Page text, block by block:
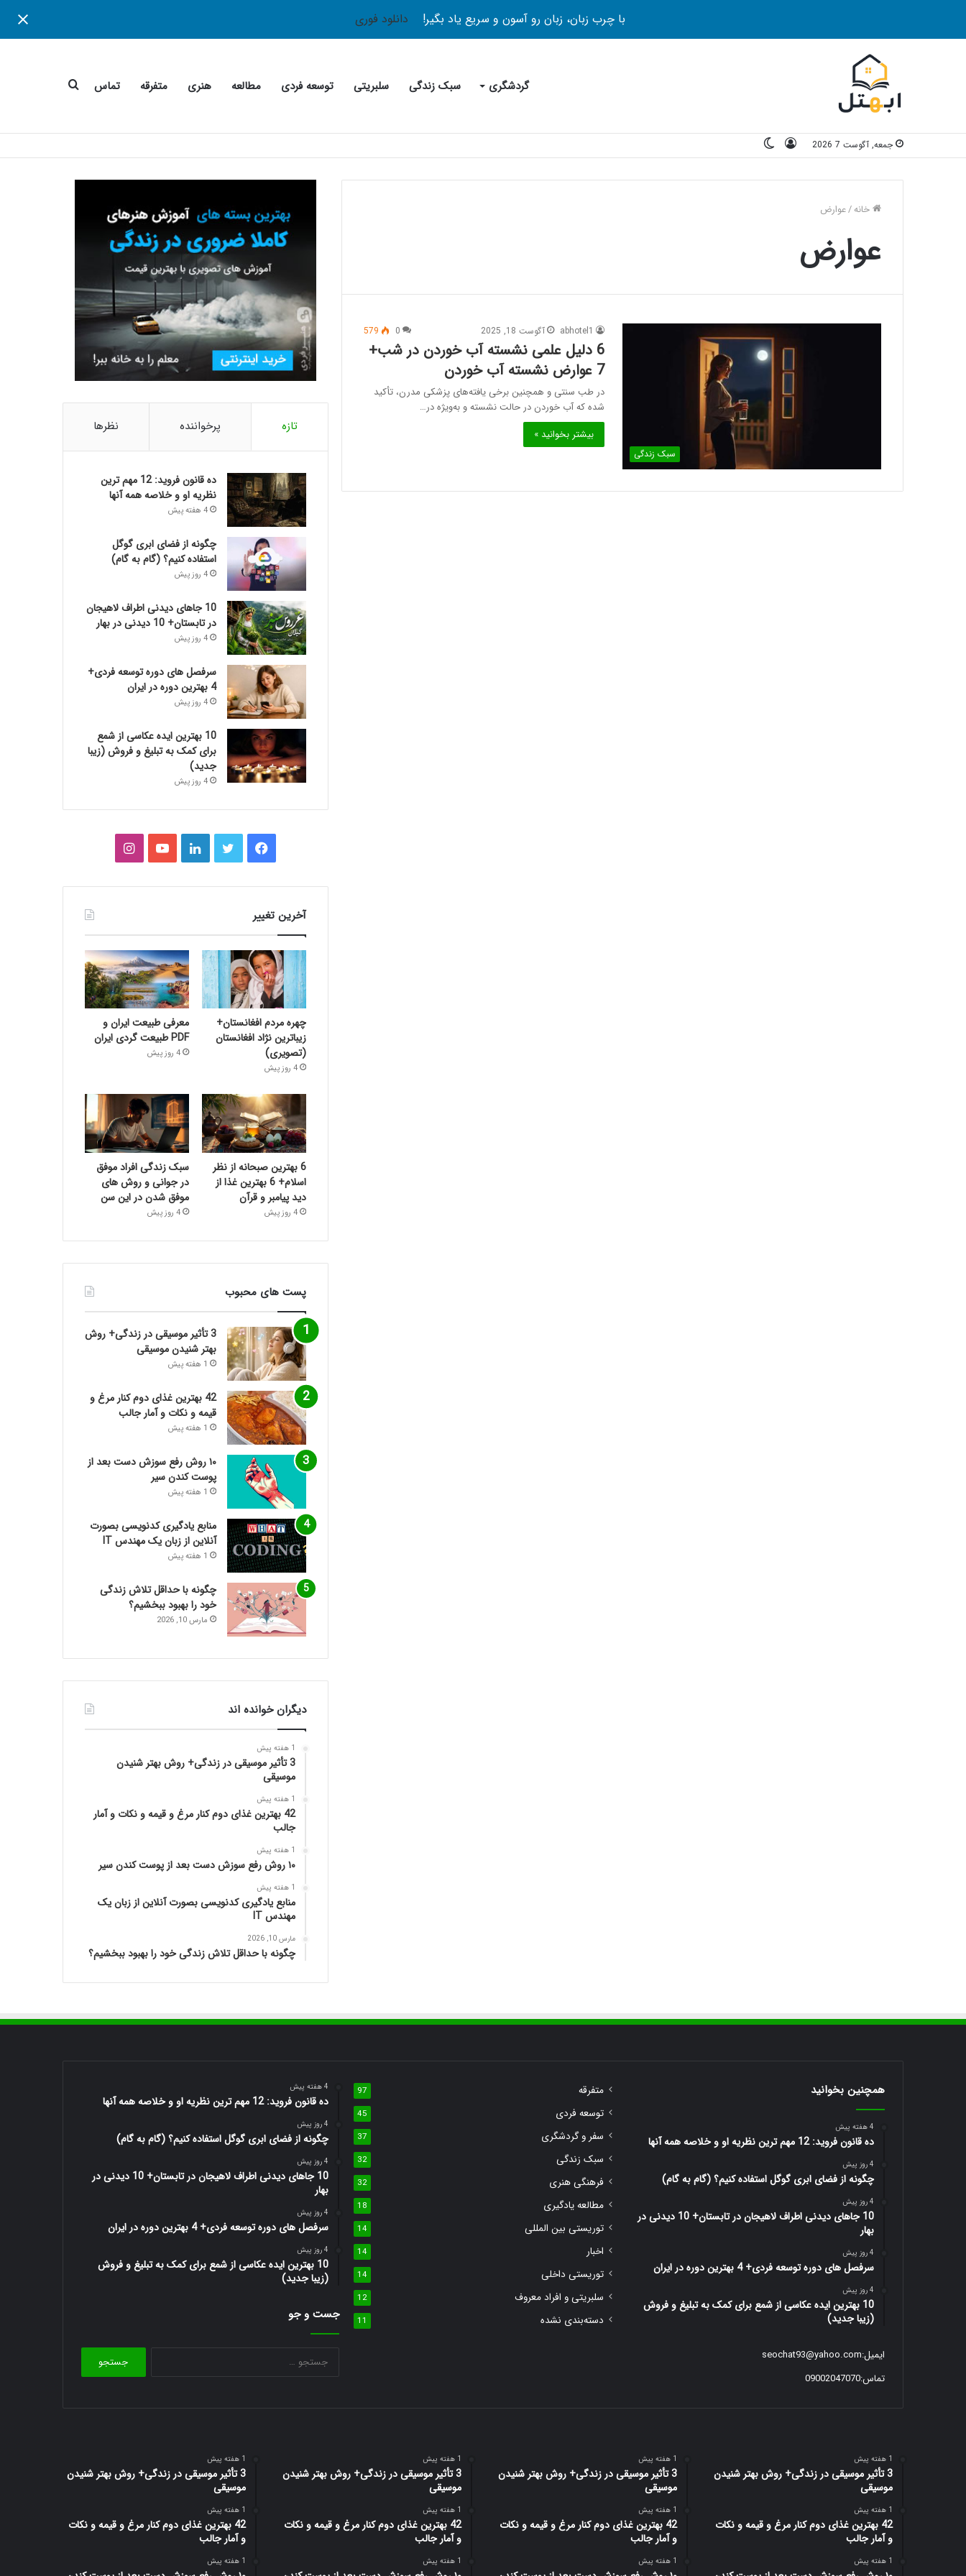
با چرب زبان، زبان رو آسون و سریع یاد بگیر! دانلود فوری
گردشگری سبک زندگی سلبریتی توسعه فردی مطالعه هنری متفرقه تماس جستجو
جمعه, آگوست 7 2026
تغییرورود
خانه/عوارض
عوارض
سبک زندگی
abhotel1 آگوست 18, 2025 0
579
6 دلیل علمی نشسته آب خوردن در شب+
7 عوارض نشسته آب خوردن
در طب سنتی و همچنین برخی یافته‌های پزشکی مدرن، تأکید
شده که آب خوردن در حالت نشسته و به‌ویژه در…
بیشتر بخوانید »
تازه پرخواننده نظرها
ده قانون فروید: 12 مهم ترین
نظریه او و خلاصه همه آنها
4 هفته پیش
چگونه از فضای ابری گوگل
استفاده کنیم؟ (گام به گام)
4 روز پیش
10 جاهای دیدنی اطراف لاهیجان
در تابستان+ 10 دیدنی در بهار
4 روز پیش
سرفصل های دوره توسعه فردی+
4 بهترین دوره در ایران
4 روز پیش
10 بهترین ایده عکاسی از شمع
برای کمک به تبلیغ و فروش (زیبا
جدید)
4 روز پیش
فیس توییترلینکدینیوتیوباینستاگرام
آخرین تغییر
چهره مردم افغانستان+
زیباترین نژاد افغانستان
(تصویری)
4 روز پیش
معرفی طبیعت ایران و
PDF طبیعت گردی ایران
4 روز پیش
6 بهترین صبحانه از نظر
اسلام+ 6 بهترین غذا از
دید پیامبر و قرآن
4 روز پیش
سبک زندگی افراد موفق
در جوانی و روش های
موفق شدن در این سن
4 روز پیش
پست های محبوب
3 تأثیر موسیقی در زندگی+ روش
بهتر شنیدن موسیقی
1 هفته پیش
42 بهترین غذای دوم کنار مرغ و
قیمه و نکات و آمار جالب
1 هفته پیش
۱۰ روش رفع سوزش دست بعد از
پوست کندن سیر
1 هفته پیش
منابع یادگیری کدنویسی بصورت
آنلاین از زبان یک مهندس IT
1 هفته پیش
چگونه با حداقل تلاش زندگی
خود را بهبود ببخشیم؟
مارس 10, 2026
دیگران خوانده اند
1 هفته پیش
3 تأثیر موسیقی در زندگی+ روش بهتر شنیدن
موسیقی
1 هفته پیش
42 بهترین غذای دوم کنار مرغ و قیمه و نکات و آمار
جالب
1 هفته پیش
۱۰ روش رفع سوزش دست بعد از پوست کندن سیر
1 هفته پیش
منابع یادگیری کدنویسی بصورت آنلاین از زبان یک
مهندس IT
مارس 10, 2026
چگونه با حداقل تلاش زندگی خود را بهبود ببخشیم؟
همچنین بخوانید
4 هفته پیش
ده قانون فروید: 12 مهم ترین نظریه او و خلاصه همه آنها
4 روز پیش
چگونه از فضای ابری گوگل استفاده کنیم؟ (گام به گام)
4 روز پیش
10 جاهای دیدنی اطراف لاهیجان در تابستان+ 10 دیدنی در
بهار
4 روز پیش
سرفصل های دوره توسعه فردی+ 4 بهترین دوره در ایران
4 روز پیش
10 بهترین ایده عکاسی از شمع برای کمک به تبلیغ و فروش
(زیبا جدید)
ایمیل:seochat93@yahoo.com
تماس:09002047070
متفرقه 97
توسعه فردی 45
سفر و گردشگری 37
سبک زندگی 32
فرهنگی هنری 32
مطالعه یادگیری 18
توریستی بین المللی 14
اخبار 14
توریستی داخلی 14
سلبریتی و افراد معروف 12
دسته‌بندی نشده 11
4 هفته پیش
ده قانون فروید: 12 مهم ترین نظریه او و خلاصه همه آنها
4 روز پیش
چگونه از فضای ابری گوگل استفاده کنیم؟ (گام به گام)
4 روز پیش
10 جاهای دیدنی اطراف لاهیجان در تابستان+ 10 دیدنی در
بهار
4 روز پیش
سرفصل های دوره توسعه فردی+ 4 بهترین دوره در ایران
4 روز پیش
10 بهترین ایده عکاسی از شمع برای کمک به تبلیغ و فروش
(زیبا جدید)
جست و جو
1 هفته پیش
3 تأثیر موسیقی در زندگی+ روش بهتر شنیدن
موسیقی
1 هفته پیش
42 بهترین غذای دوم کنار مرغ و قیمه و نکات
و آمار جالب
1 هفته پیش
1 هفته پیش
3 تأثیر موسیقی در زندگی+ روش بهتر شنیدن
موسیقی
1 هفته پیش
42 بهترین غذای دوم کنار مرغ و قیمه و نکات
و آمار جالب
1 هفته پیش
1 هفته پیش
3 تأثیر موسیقی در زندگی+ روش بهتر شنیدن
موسیقی
1 هفته پیش
42 بهترین غذای دوم کنار مرغ و قیمه و نکات
و آمار جالب
1 هفته پیش
1 هفته پیش
3 تأثیر موسیقی در زندگی+ روش بهتر شنیدن
موسیقی
1 هفته پیش
42 بهترین غذای دوم کنار مرغ و قیمه و نکات
و آمار جالب
1 هفته پیش